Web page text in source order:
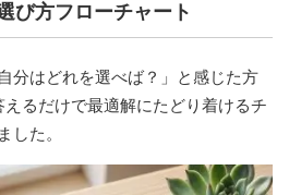
び方フローチャート
分はどれを選べば？」と感じた方
るだけで最適解にたどり着けるチ
した。